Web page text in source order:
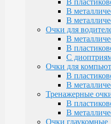
В
Тренажерные
В
В
Очки глаукомные
Очки
Оправы
Бренд оправы
Оправы дорогие
Оправы
Оправы
Santarelli и
Оправы
В
В
В
Очки для
В
В
С
Очки для
В
В
Тренажерные
В
В
Очки глаукомные